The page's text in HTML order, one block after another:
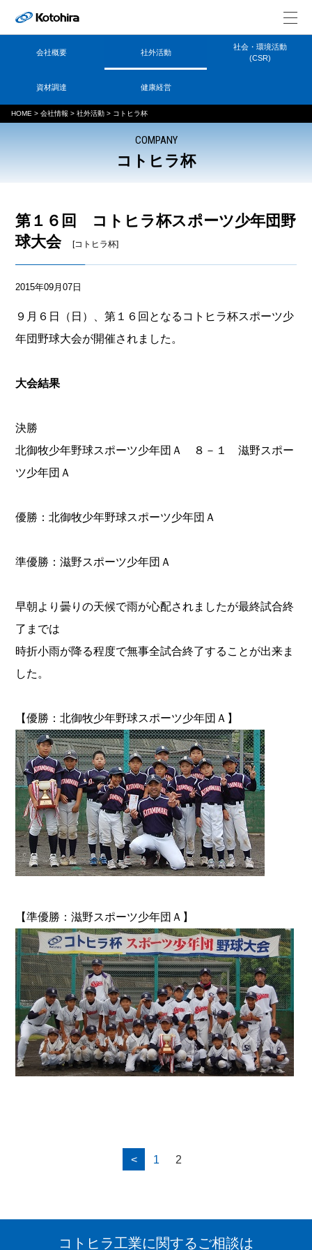
会社概要 社外活動
社会・環境活動
(CSR)
資材調達 健康経営
HOME > 会社情報 > 社外活動 > コトヒラ杯
COMPANY
コトヒラ杯
第１６回 コトヒラ杯スポーツ少年団野
球大会
[コトヒラ杯]
2015年09月07日
９月６日（日）、第１６回となるコトヒラ杯スポーツ少
年団野球大会が開催されました。
大会結果
決勝
北御牧少年野球スポーツ少年団Ａ ８－１ 滋野スポー
ツ少年団Ａ
優勝：北御牧少年野球スポーツ少年団Ａ
準優勝：滋野スポーツ少年団Ａ
早朝より曇りの天候で雨が心配されましたが最終試合終
了までは
時折小雨が降る程度で無事全試合終了することが出来ま
した。
【優勝：北御牧少年野球スポーツ少年団Ａ】
【準優勝：滋野スポーツ少年団Ａ】
< 1 2
コトヒラ工業に関するご相談は